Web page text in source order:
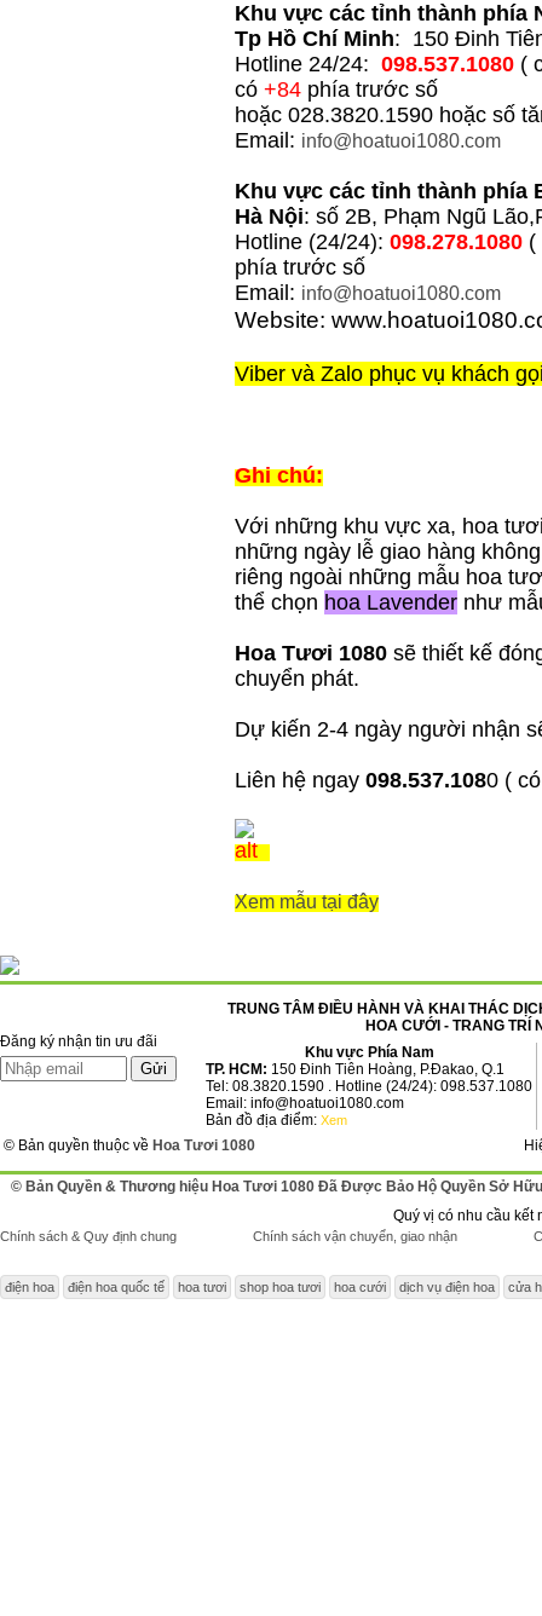
Khu vực các tỉnh thành phía
Tp Hồ Chí Minh: 150 Đinh
Hotline 24/24: 098.537.1080 (
có +84 phía trước số
hoặc 028.3820.1590 hoặc số
Email: info@hoatuoi1080.com
Khu vực các tỉnh thành phía
Hà Nội: số 2B, Phạm Ngũ
Hotline (24/24): 098.278.1080 (
phía trước số
Email: info@hoatuoi1080.com
Website:
Viber và Zalo phục vụ khách
Ghi chú:
Với những khu vực xa, hoa
những ngày lễ giao hàng
riêng ngoài những mẫu hoa
thể chọn hoa Lavender như
Hoa Tươi 1080 sẽ thiết kế
chuyển phát.
Dự kiến 2-4 ngày người nhận
Liên hệ ngay 098.537.1080 (
Xem mẫu tại đây
Đăng ký nhận tin ưu đãi
TRUNG TÂM ĐIỀU HÀNH VÀ KHAI THÁC
HOA CƯỚI - TRANG TRÍ
Khu vực Phía Nam
TP. HCM: 150 Đinh Tiên Hoàng, P.Đakao, Q.1
Tel: 08.3820.1590 . Hotline (24/24): 098.537.1080
Email: info@hoatuoi1080.com
Bản đồ địa điểm: Xem
© Bản quyền thuộc về Hoa Tươi 1080
© Bản Quyền & Thương hiệu Hoa Tươi 1080 Đã Được Bảo Hộ Quyền Sở Hữu
Quý vị có nhu cầu kết
Chính sách & Quy định chung Chính sách vận chuyển, giao nhận
điện hoa điện hoa quốc tế hoa tươi shop hoa tươi hoa cưới dịch vụ điện hoa cửa